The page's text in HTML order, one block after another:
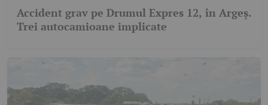
Accident grav pe Drumul Expres 12, în Argeș.
Trei autocamioane implicate